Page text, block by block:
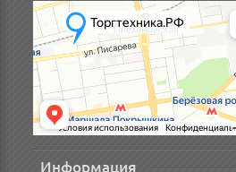
Информация